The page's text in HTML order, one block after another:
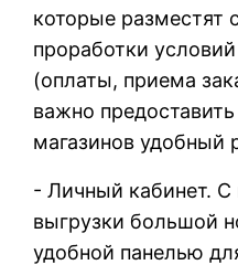
которые разместят
проработки
(оплаты, приема
важно
магазинов удобный
- Личный кабинет.
выгрузки большой
удобной панелью